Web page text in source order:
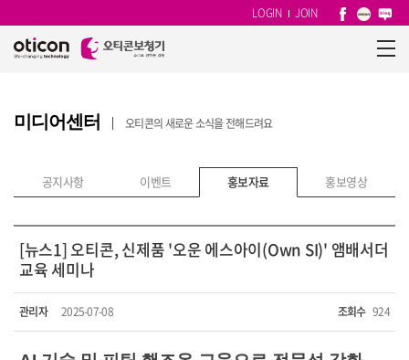
LOGIN JOIN
미디어센터 오티콘의 새로운 소식을 전해드려요
공지사항 이벤트 홍보자료 홍보영상
[뉴스1] 오티콘, 신제품 '오운 에스아이(Own SI)' 앰배서더
교육 세미나
관리자 2025-07-08 조회수 924